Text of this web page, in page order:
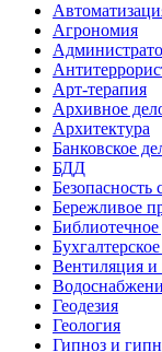
Агрономия
Арт-терапия
Архивное
Архитектура
Банковское
БДД
Безопасность
Бережливое
Библиотечное
Вентиляция
Геодезия
Геология
Гипноз и